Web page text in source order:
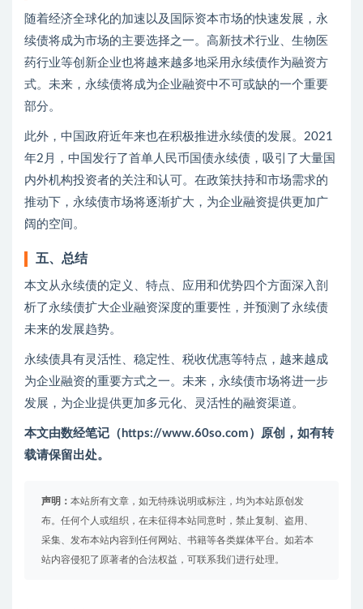
随着经济全球化的加速以及国际资本市场的快速发展，永
续债将成为市场的主要选择之一。高新技术行业、生物医
药行业等创新企业也将越来越多地采用永续债作为融资方
式。未来，永续债将成为企业融资中不可或缺的一个重要
部分。
此外，中国政府近年来也在积极推进永续债的发展。2021
年2月，中国发行了首单人民币国债永续债，吸引了大量国
内外机构投资者的关注和认可。在政策扶持和市场需求的
推动下，永续债市场将逐渐扩大，为企业融资提供更加广
阔的空间。
五、总结
本文从永续债的定义、特点、应用和优势四个方面深入剖
析了永续债扩大企业融资深度的重要性，并预测了永续债
未来的发展趋势。
永续债具有灵活性、稳定性、税收优惠等特点，越来越成
为企业融资的重要方式之一。未来，永续债市场将进一步
发展，为企业提供更加多元化、灵活性的融资渠道。
本文由数经笔记（https://www.60so.com）原创，如有转
载请保留出处。
声明： 本站所有文章，如无特殊说明或标注，均为本站原创发
布。任何个人或组织，在未征得本站同意时，禁止复制、盗用、
采集、发布本站内容到任何网站、书籍等各类媒体平台。如若本
站内容侵犯了原著者的合法权益，可联系我们进行处理。